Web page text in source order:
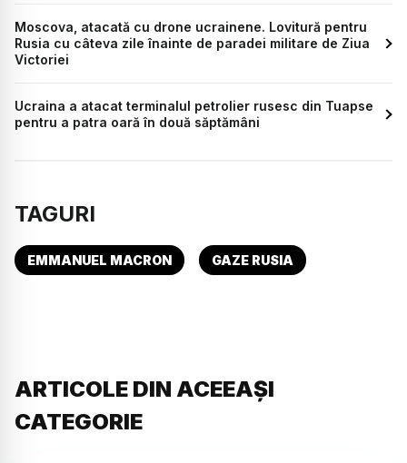
Moscova, atacată cu drone ucrainene. Lovitură pentru
Rusia cu câteva zile înainte de paradei militare de Ziua
Victoriei
Ucraina a atacat terminalul petrolier rusesc din Tuapse
pentru a patra oară în două săptămâni
TAGURI
EMMANUEL MACRON GAZE RUSIA
ARTICOLE DIN ACEEAȘI
CATEGORIE